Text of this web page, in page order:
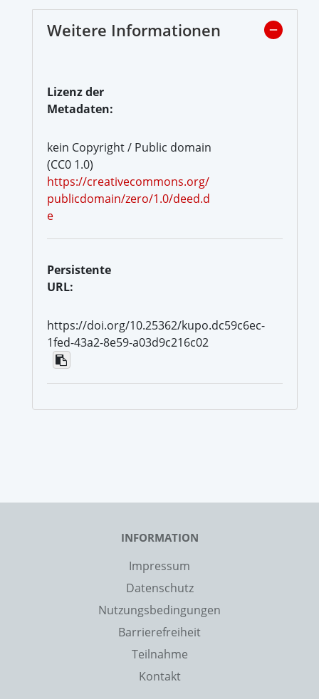
Weitere Informationen
Lizenz der
Metadaten:
kein Copyright / Public domain
(CC0 1.0)
https://creativecommons.org/
publicdomain/zero/1.0/deed.d
e
Persistente
URL:
https://doi.org/10.25362/kupo.dc59c6ec-
1fed-43a2-8e59-a03d9c216c02
INFORMATION
Impressum
Datenschutz
Nutzungsbedingungen
Barrierefreiheit
Teilnahme
Kontakt